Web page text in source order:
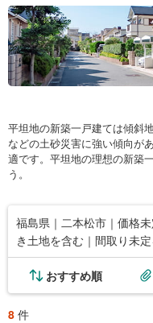
平坦地の新築一戸建ては傾斜
などの土砂災害に強い傾向が
適です。平坦地の理想の新築
う。
福島県｜二本松市｜価格
き土地を含む｜間取り未
おすすめ順
8 件